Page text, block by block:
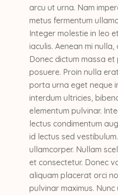
arcu ut urna. Nam
metus fermentum
Integer molestie in leo
iaculis. Aenean mi
Donec dictum massa
posuere. Proin nulla
porta urna eget neque
interdum ultricies,
elementum pulvinar.
lectus condimentum
id lectus sed
ullamcorper. Nullam
et consectetur. Donec
aliquam placerat orci
pulvinar maximus.